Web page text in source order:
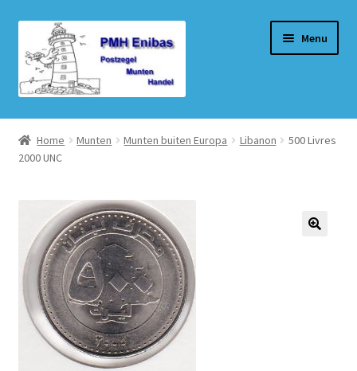
door
naar
navigatie
naar
de
inhoud
Menu
Home
Beurzen
Winkelmand
Afrekenen
Mijn account
Home Munten Munten buiten Europa Libanon
500 Livres
2000 UNC